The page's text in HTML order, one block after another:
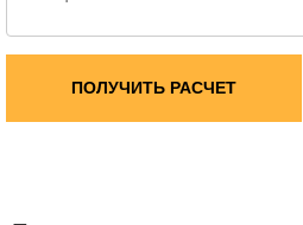
ПОЛУЧИТЬ РАСЧЕТ